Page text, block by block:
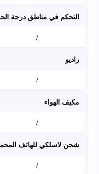
التحكم في مناطق درجة
/
راديو
/
مكيف الهواء
/
شحن لاسلكي للهاتف
/